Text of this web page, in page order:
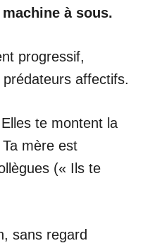
à sous.
progressif,
affectifs.
te montent la
mère est
(« Ils te
sans regard